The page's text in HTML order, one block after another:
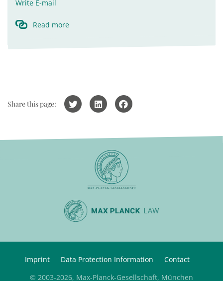
Write E-mail
Read more
Share this page:
Imprint Data Protection Information
Contact
© 2003-2026, Max-Planck-Gesellschaft, München